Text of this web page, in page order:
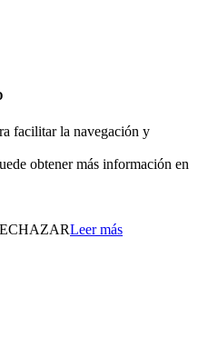
facilitar la navegación y
obtener más información en
Leer más